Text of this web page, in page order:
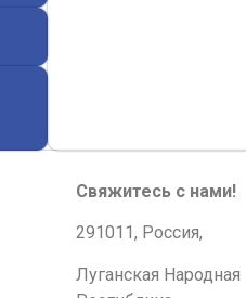
Свяжитесь с нами!
291011, Россия,
Луганская Народная